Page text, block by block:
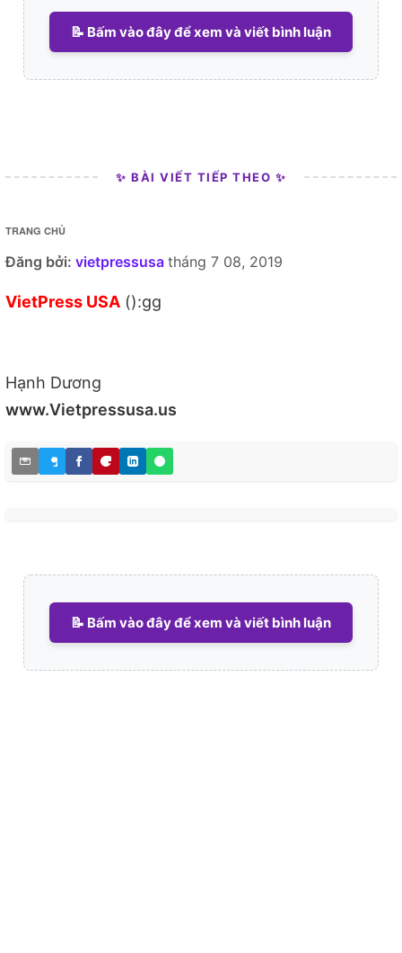
📝 Bấm vào đây để xem và viết bình luận
✨ BÀI VIẾT TIẾP THEO ✨
TRANG CHỦ
Đăng bởi: vietpressusa tháng 7 08, 2019
VietPress USA ():gg
Hạnh Dương
www.Vietpressusa.us
📝 Bấm vào đây để xem và viết bình luận